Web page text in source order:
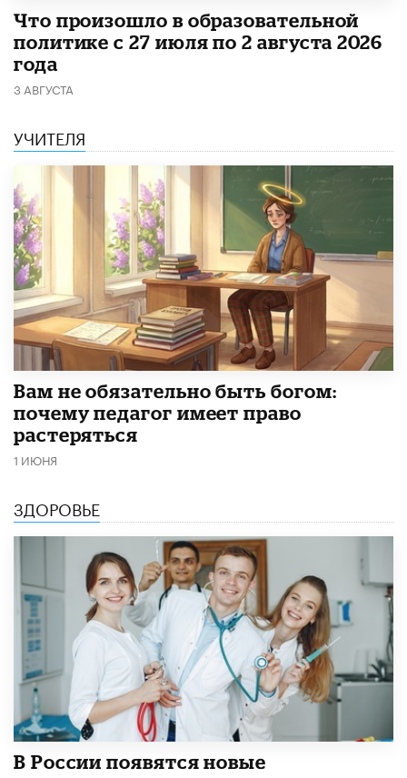
​Что произошло в образовательной
политике с 27 июля по 2 августа 2026
года
3 АВГУСТА
УЧИТЕЛЯ
​Вам не обязательно быть богом:
почему педагог имеет право
растеряться
1 ИЮНЯ
ЗДОРОВЬЕ
В России появятся новые